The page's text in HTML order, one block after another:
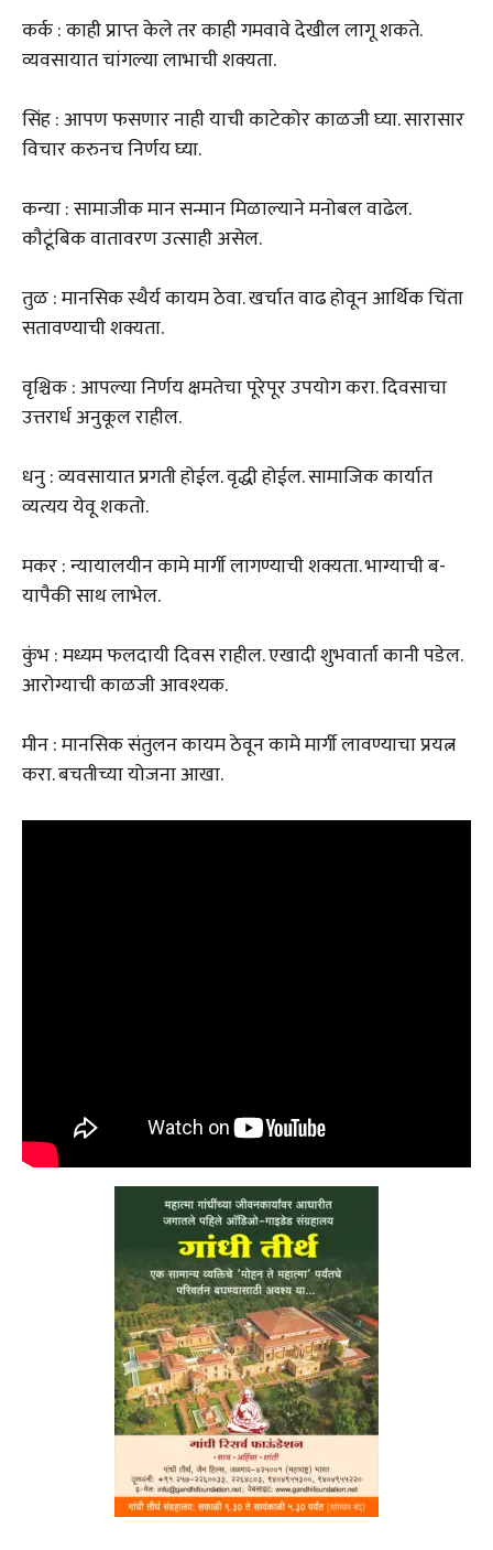
कर्क : काही प्राप्त केले तर काही गमवावे देखील लागू शकते.
व्यवसायात चांगल्या लाभाची शक्यता.
सिंह : आपण फसणार नाही याची काटेकोर काळजी घ्या. सारासार
विचार करुनच निर्णय घ्या.
कन्या : सामाजीक मान सन्मान मिळाल्याने मनोबल वाढेल.
कौटूंबिक वातावरण उत्साही असेल.
तुळ : मानसिक स्थैर्य कायम ठेवा. खर्चात वाढ होवून आर्थिक चिंता
सतावण्याची शक्यता.
वृश्चिक : आपल्या निर्णय क्षमतेचा पूरेपूर उपयोग करा. दिवसाचा
उत्तरार्ध अनुकूल राहील.
धनु : व्यवसायात प्रगती होईल. वृद्धी होईल. सामाजिक कार्यात
व्यत्यय येवू शकतो.
मकर : न्यायालयीन कामे मार्गी लागण्याची शक्यता. भाग्याची ब-
यापैकी साथ लाभेल.
कुंभ : मध्यम फलदायी दिवस राहील. एखादी शुभवार्ता कानी पडेल.
आरोग्याची काळजी आवश्यक.
मीन : मानसिक संतुलन कायम ठेवून कामे मार्गी लावण्याचा प्रयत्न
करा. बचतीच्या योजना आखा.